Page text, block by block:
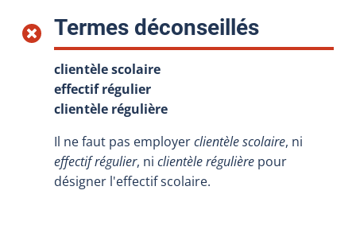
Termes déconseillés:
clientèle scolaire
effectif régulier
clientèle régulière
Il ne faut pas employerclientèle scolaire, ni
effectif régulier, ni clientèle régulière pour
désigner l'effectif scolaire.